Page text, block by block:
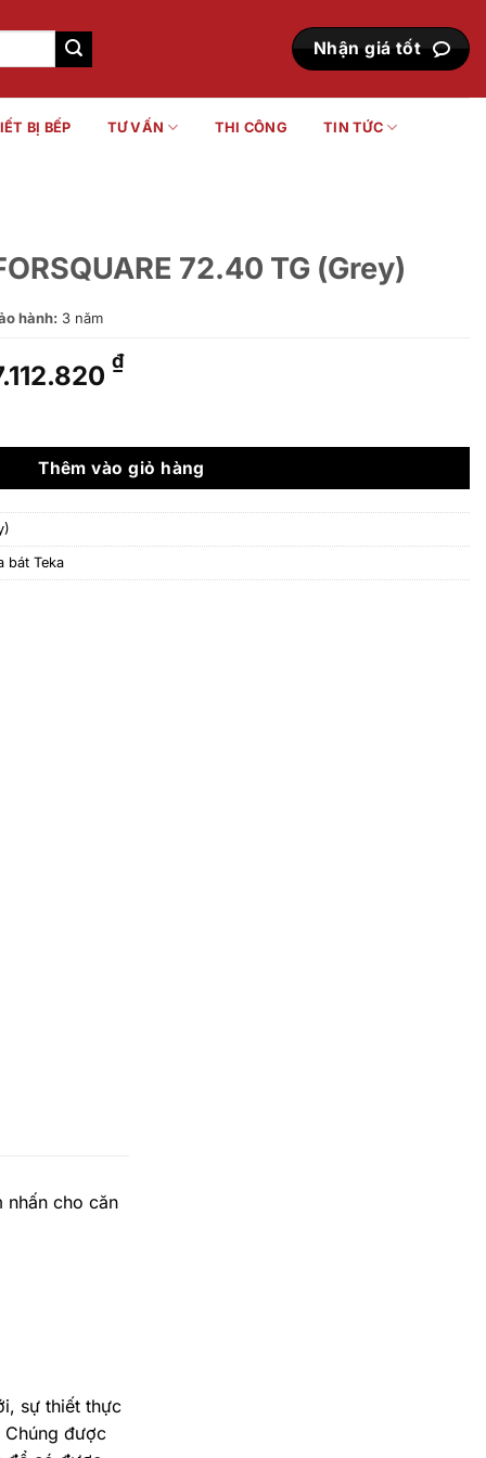
Nhận giá tốt
BỊ BẾP TƯ VẤN THI CÔNG TIN TỨC
72.40 TG (Grey)
hành: 3 năm
₫.
₫Giá
là:
7.112.820 ₫.
TG (Grey) số lượng
Thêm vào giỏ hàng
bát Teka
nhấn cho căn
sự thiết thực
Chúng được